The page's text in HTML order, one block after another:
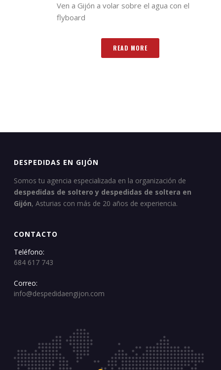
Ven a Gijón a volar sobre el agua con el
flyboard
READ MORE
DESPEDIDAS EN GIJÓN
Somos tu agencia especializada en la organización de
despedidas de soltero y despedidas de soltera en
Gijón, Asturias con más de 20 años de experiencia.
CONTACTO
Teléfono:
684 617 743
Correo:
info@despedidaengijon.com